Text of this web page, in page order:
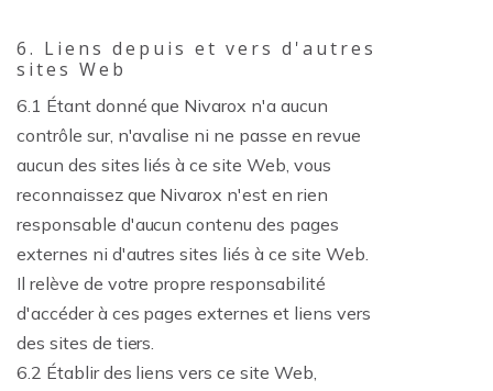
6. Liens depuis et vers d'autres
sites Web
6.1 Étant donné que Nivarox n'a aucun
contrôle sur, n'avalise ni ne passe en revue
aucun des sites liés à ce site Web, vous
reconnaissez que Nivarox n'est en rien
responsable d'aucun contenu des pages
externes ni d'autres sites liés à ce site Web.
Il relève de votre propre responsabilité
d'accéder à ces pages externes et liens vers
des sites de tiers.
6.2 Établir des liens vers ce site Web,